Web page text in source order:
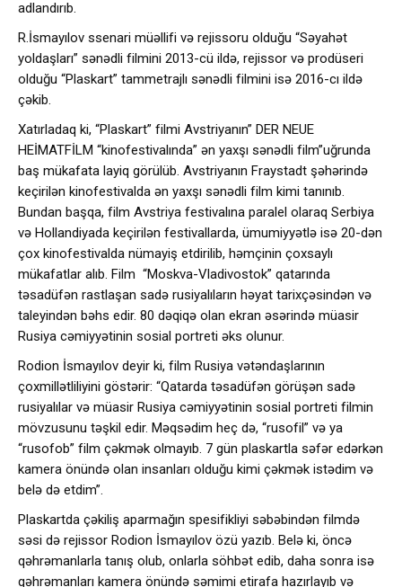
adlandırıb.
R.İsmayılov ssenari müəllifi və rejissoru olduğu “Səyahət
yoldaşları” sənədli filmini 2013-cü ildə, rejissor və prodüseri
olduğu “Plaskart” tammetrajlı sənədli filmini isə 2016-cı ildə
çəkib.
Xatırladaq ki, “Plaskart” filmi Avstriyanın” DER NEUE
HEİMATFİLM “kinofestivalında” ən yaxşı sənədli film”uğrunda
baş mükafata layiq görülüb. Avstriyanın Fraystadt şəhərində
keçirilən kinofestivalda ən yaxşı sənədli film kimi tanınıb.
Bundan başqa, film Avstriya festivalına paralel olaraq Serbiya
və Hollandiyada keçirilən festivallarda, ümumiyyətlə isə 20-dən
çox kinofestivalda nümayiş etdirilib, həmçinin çoxsaylı
mükafatlar alıb. Film “Moskva-Vladivostok” qatarında
təsadüfən rastlaşan sadə rusiyalıların həyat tarixçəsindən və
taleyindən bəhs edir. 80 dəqiqə olan ekran əsərində müasir
Rusiya cəmiyyətinin sosial portreti əks olunur.
Rodion İsmayılov deyir ki, film Rusiya vətəndaşlarının
çoxmillətliliyini göstərir: “Qatarda təsadüfən görüşən sadə
rusiyalılar və müasir Rusiya cəmiyyətinin sosial portreti filmin
mövzusunu təşkil edir. Məqsədim heç də, “rusofil” və ya
“rusofob” film çəkmək olmayıb. 7 gün plaskartla səfər edərkən
kamera önündə olan insanları olduğu kimi çəkmək istədim və
belə də etdim”.
Plaskartda çəkiliş aparmağın spesifikliyi səbəbindən filmdə
səsi də rejissor Rodion İsmayılov özü yazıb. Belə ki, öncə
qəhrəmanlarla tanış olub, onlarla söhbət edib, daha sonra isə
qəhrəmanları kamera önündə səmimi etirafa hazırlayıb və